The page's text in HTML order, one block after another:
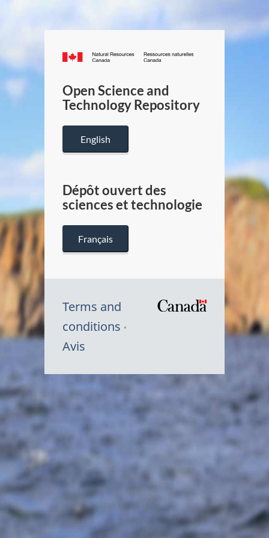
Canada.ca
/
Canada
Open Science and
Technology Repository
English
Dépôt ouvert des
sciences et technologie
Français
Terms and
conditions
Avis
Symbole
Canada